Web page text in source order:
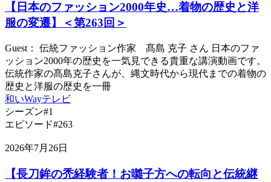
【日本のファッション2000年史…着物の歴史と洋
服の変遷】＜第263回＞
Guest： 伝統ファッション作家 髙島 克子 さん 日本のファ
ッション2000年の歴史を一気見できる貴重な講演動画です。
伝統作家の髙島克子さんが、縄文時代から現代までの着物の
歴史と洋服の歴史を一冊
和いWayテレビ
シーズン#1
エピソード#263
2026年7月26日
【長刀鉾の禿経験者！お囃子方への転向と伝統継